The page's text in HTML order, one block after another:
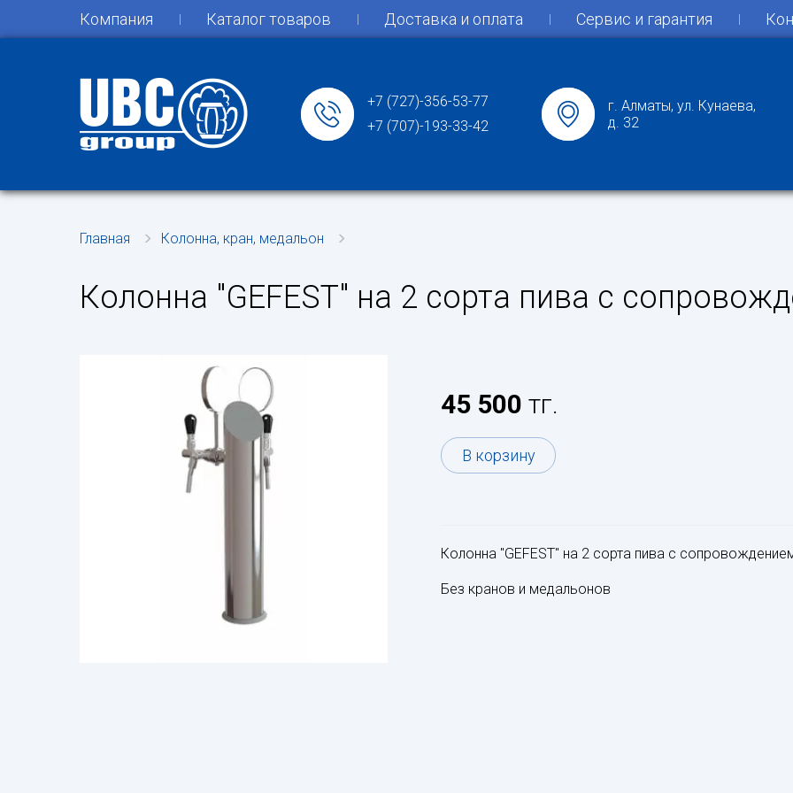
Компания Каталог товаров Доставка и оплата Сервис и гарантия
+7 (727)-356-53-77
+7 (707)-193-33-42
г. Алматы, ул. Кунаева,
д. 32
Главная Колонна, кран, медальон
Колонна "GEFEST" на 2 сорта пива с
45 500 тг.
В корзину
Колонна "GEFEST" на 2 сорта пива с
Без кранов и медальонов